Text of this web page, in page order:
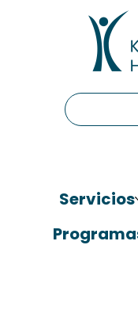
Servicios